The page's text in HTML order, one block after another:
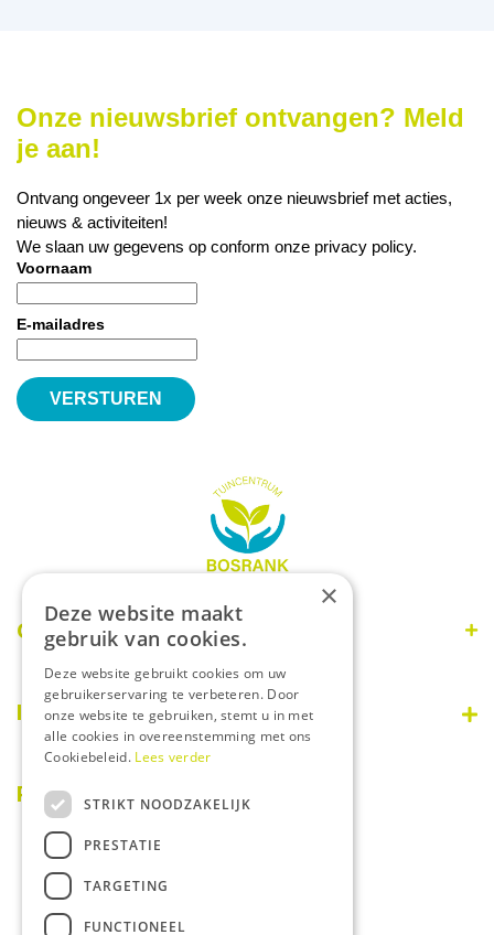
Onze nieuwsbrief ontvangen? Meld
je aan!
Ontvang ongeveer 1x per week onze nieuwsbrief met acties,
nieuws & activiteiten!
We slaan uw gegevens op conform onze privacy policy.
Voornaam
E-mailadres
Openingstijden
Maandag
Dinsdag
09:00 - 18:00
Woensdag
09:00 - 18:00
Donderdag
Vrijdag
Zaterdag
Zondag
Informatie
Disclaimer
Over ons
Privacy statement
Betaalinformatie
Algemene voorwaarden
Tuincentrum
PostNL afhaalpunt
×
Deze website maakt
gebruik van cookies.
Deze website gebruikt cookies om uw
gebruikerservaring te verbeteren. Door
onze website te gebruiken, stemt u in met
alle cookies in overeenstemming met ons
Cookiebeleid. Lees verder
STRIKT NOODZAKELIJK
PRESTATIE
TARGETING
FUNCTIONEEL